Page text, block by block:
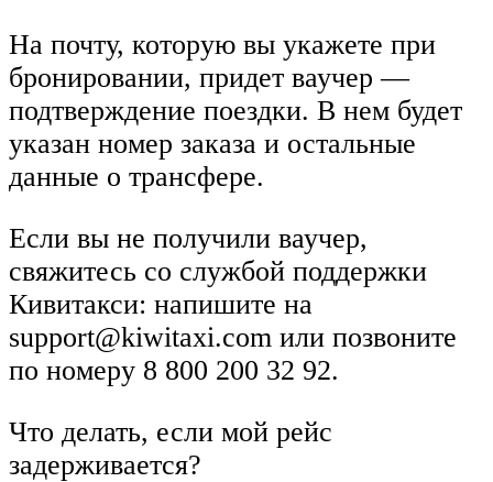
На почту, которую вы укажете при
бронировании, придет ваучер —
подтверждение поездки. В нем будет
указан номер заказа и остальные
данные о трансфере.
Если вы не получили ваучер,
свяжитесь со службой поддержки
Кивитакси: напишите на
support@kiwitaxi.com или позвоните
по номеру 8 800 200 32 92.
Что делать, если мой рейс
задерживается?